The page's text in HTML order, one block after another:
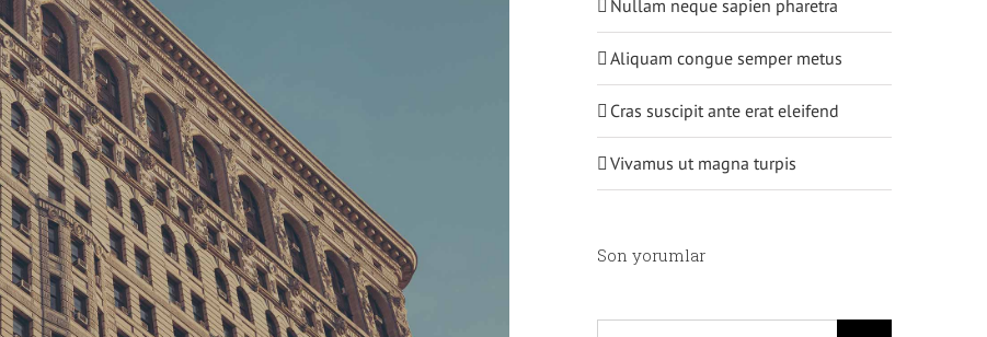
Nullam neque sapien pharetra
Aliquam congue semper metus
Cras suscipit ante erat eleifend
Vivamus ut magna turpis
Son yorumlar